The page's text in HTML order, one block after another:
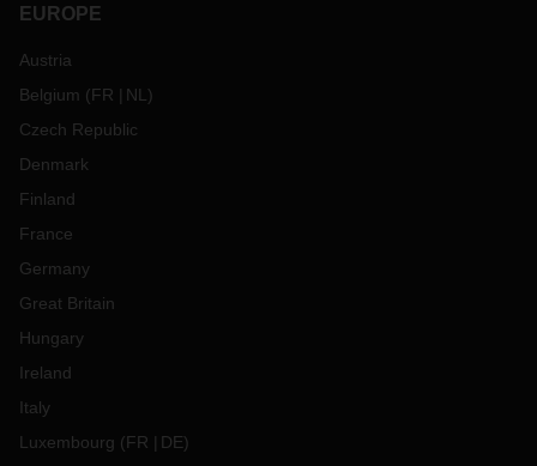
EUROPE
Austria
Belgium (FR NL )
Czech Republic
Denmark
Finland
France
Germany
Great Britain
Hungary
Ireland
Italy
Luxembourg (FR DE)